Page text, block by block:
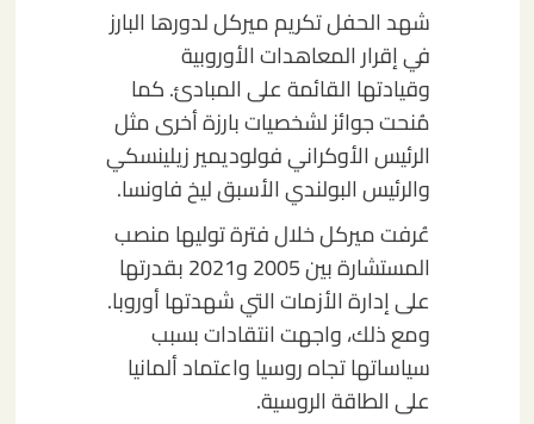
شهد الحفل تكريم ميركل لدورها البارز
في إقرار المعاهدات الأوروبية
وقيادتها القائمة على المبادئ. كما
مُنحت جوائز لشخصيات بارزة أخرى مثل
الرئيس الأوكراني فولوديمير زيلينسكي
والرئيس البولندي الأسبق ليخ فاونسا.
عُرفت ميركل خلال فترة توليها منصب
المستشارة بين 2005 و2021 بقدرتها
على إدارة الأزمات التي شهدتها أوروبا.
ومع ذلك، واجهت انتقادات بسبب
سياساتها تجاه روسيا واعتماد ألمانيا
على الطاقة الروسية.